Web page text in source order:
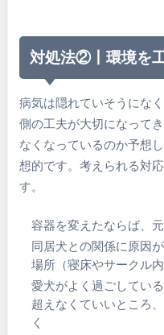
対処法②丨環境を
病気は隠れていそうにな
側の工夫が大切になって
なくなっているのか予想
想的です。考えられる対
す。
容器を変えたならば、
同居犬との関係に原因
場所（寝床やサークル
愛犬がよく過ごしてい
超えなくていいところ
く